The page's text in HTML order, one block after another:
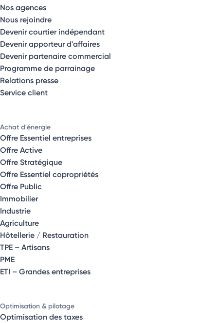
Nos agences
Nous rejoindre
Devenir courtier indépendant
Devenir apporteur d'affaires
Devenir partenaire commercial
Programme de parrainage
Relations presse
Service client
Achat d'énergie
Offre Essentiel entreprises
Offre Active
Offre Stratégique
Offre Essentiel copropriétés
Offre Public
Immobilier
Industrie
Agriculture
Hôtellerie / Restauration
TPE – Artisans
PME
ETI – Grandes entreprises
Optimisation & pilotage
Optimisation des taxes